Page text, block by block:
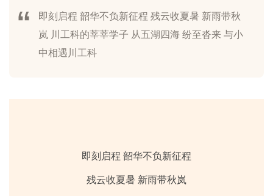
即刻启程 韶华不负新征程 残云收夏暑 新雨带秋
岚 川工科的莘莘学子 从五湖四海 纷至沓来 与小
中相遇川工科
即刻启程 韶华不负新征程
残云收夏暑 新雨带秋岚